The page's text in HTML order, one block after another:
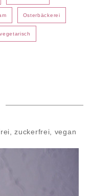
Osterbäckerei
vegetarisch
zuckerfrei, vegan